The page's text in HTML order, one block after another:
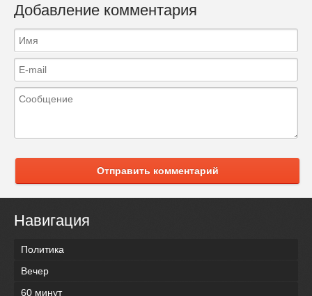
Добавление комментария
Отправить комментарий
Навигация
Политика
Вечер
60 минут